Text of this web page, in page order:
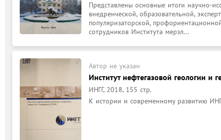
Представлены основные итоги научно-
внедренческой, образовательной,
популяризаторской,
сотрудников Института мерзл...
Автор не указан
Институт нефтегазовой геологии
ИНГГ, 2018, 155 стр.
К истории и современному развитию